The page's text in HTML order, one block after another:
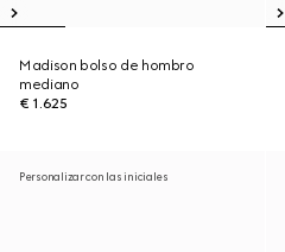
Madison bolso de hombro
mediano
€ 1.625
Personalizar con las iniciales